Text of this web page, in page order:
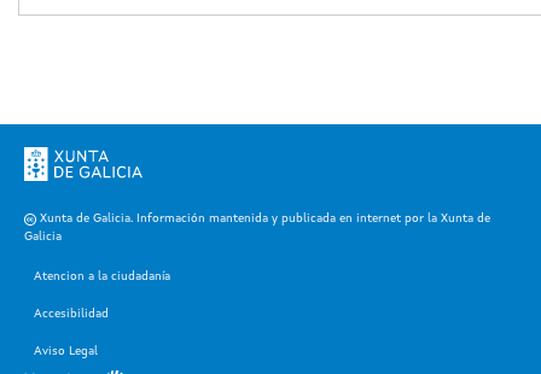
Xunta de Galicia. Información mantenida y publicada en internet por la Xunta de
Galicia
Atencion a la ciudadanía
Accesibilidad
Aviso Legal